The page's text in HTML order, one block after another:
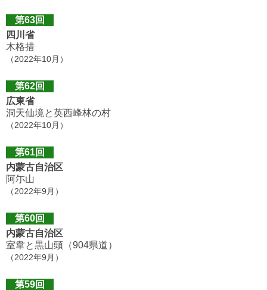
第63回
四川省
木格措
（2022年10月）
第62回
広東省
洞天仙境と英西峰林の村
（2022年10月）
第61回
内蒙古自治区
阿尓山
（2022年9月）
第60回
内蒙古自治区
室韋と黒山頭（904県道）
（2022年9月）
第59回